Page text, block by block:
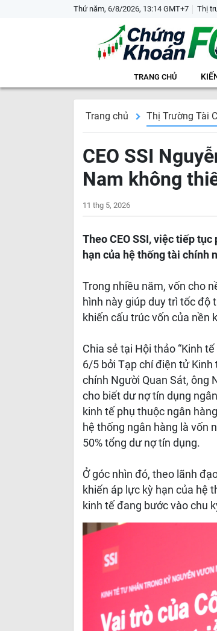
Thứ năm, 6/8/2026, 13:14 GMT+7 Thị
TRANG CHỦ
Trang chủ Thị Trường Tài
CEO SSI
Nam không
11 thg 5, 2026
Theo CEO SSI, việc tiếp
hạn của hệ thống tài chính
Trong nhiều năm, vốn cho
hình này giúp duy trì tốc độ
khiến cấu trúc vốn của nền
Chia sẻ tại Hội thảo “Kinh
6/5 bởi Tạp chí điện tử
chính Người Quan Sát, ông
cho biết dư nợ tín dụng
kinh tế phụ thuộc ngân
hệ thống ngân hàng là vốn
50% tổng dư nợ tín dụng.
Ở góc nhìn đó, theo lãnh
khiến áp lực kỳ hạn của hệ
kinh tế đang bước vào chu